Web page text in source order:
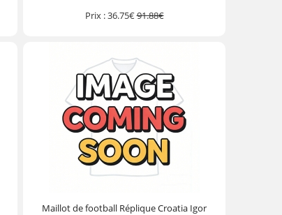
Prix :36.75€91.88€
Maillot de football Réplique Croatia Igor